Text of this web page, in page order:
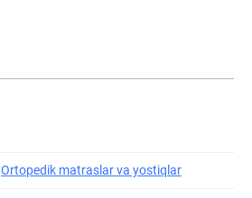
Ortopedik matraslar va yostiqlar